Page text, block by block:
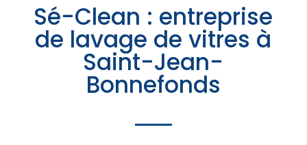
Sé-Clean : entreprise
de lavage de vitres à
Saint-Jean-
Bonnefonds